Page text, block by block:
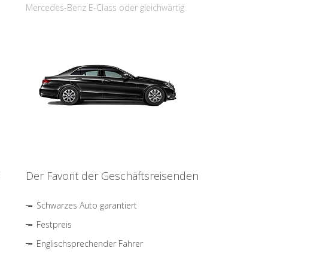
Mercedes-Benz E-Class oder gleichwärtig
Der Favorit der Geschäftsreisenden
Schwarzes Auto garantiert
Festpreis
Englischsprechender Fahrer